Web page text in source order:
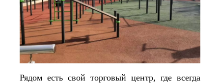
Рядом есть свой торговый центр, где всегда